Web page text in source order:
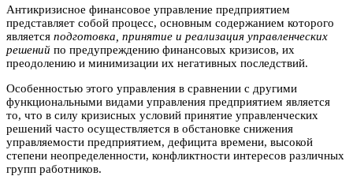
Антикризисное финансовое управление предприятием
представляет собой процесс, основным содержанием которого
является подготовка, принятие и реализация управленческих
решений по предупреждению финансовых кризисов, их
преодолению и минимизации их негативных последствий.
Особенностью этого управления в сравнении с другими
функциональными видами управления предприятием является
то, что в силу кризисных условий принятие управленческих
решений часто осуществляется в обстановке снижения
управляемости предприятием, дефицита времени, высокой
степени неопределенности, конфликтности интересов различных
групп работников.